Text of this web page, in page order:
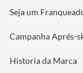
Seja um
Campanha Aprés-
Historia da Marca